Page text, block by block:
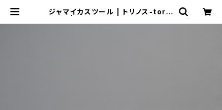
ジャマイカスツール | トリノス-torin